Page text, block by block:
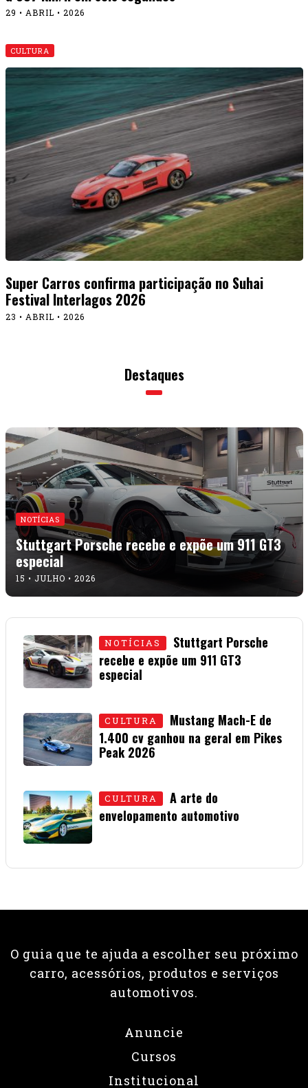
29 • ABRIL • 2026
CULTURA
Super Carros confirma participação no Suhai
Festival Interlagos 2026
23 • ABRIL • 2026
Destaques
NOTÍCIAS
Stuttgart Porsche recebe e expõe um 911 GT3
especial
15 • JULHO • 2026
NOTÍCIAS
Stuttgart Porsche
recebe e expõe um 911 GT3
especial
CULTURA
Mustang Mach-E de
1.400 cv ganhou na geral em Pikes
Peak 2026
CULTURA
A arte do
envelopamento automotivo
O guia que te ajuda a escolher seu próximo
carro, acessórios, produtos e serviços
automotivos.
Anuncie
Cursos
Institucional